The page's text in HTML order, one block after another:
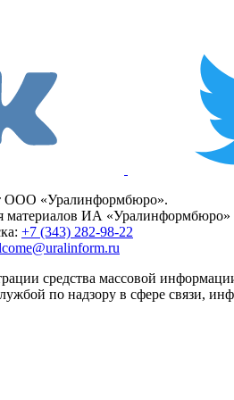
ООО «Уралинформбюро».
материалов ИА «Уралинформбюро»
+7 (343) 282-98-22
средства массовой
по надзору в сфере связи,